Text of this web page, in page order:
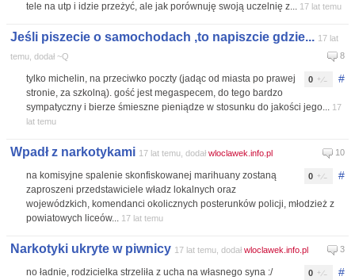
tele na utp i idzie przeżyć, ale jak porównuję swoją uczelnię z... 17 lat temu
Jeśli piszecie o samochodach ,to napiszcie gdzie... 17 lat
temu, dodał ~Q
8
#
0
tylko michelin, na przeciwko poczty (jadąc od miasta po prawej
stronie, za szkolną). gość jest megaspecem, do tego bardzo
sympatyczny i bierze śmieszne pieniądze w stosunku do jakości jego... 17
lat temu
Wpadł z narkotykami 17 lat temu, dodał wloclawek.info.pl 10
#
0
na komisyjne spalenie skonfiskowanej marihuany zostaną
zaproszeni przedstawiciele władz lokalnych oraz
wojewódzkich, komendanci okolicznych posterunków policji, młodzież z
powiatowych liceów... 17 lat temu
Narkotyki ukryte w piwnicy 17 lat temu, dodał wloclawek.info.pl 3
#
0
no ładnie, rodzicielka strzeliła z ucha na własnego syna :/